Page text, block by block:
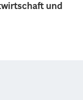
und